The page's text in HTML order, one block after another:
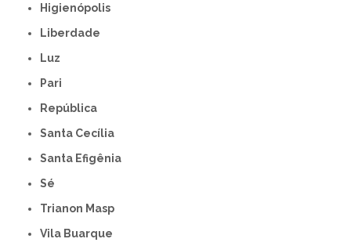
Higienópolis
Liberdade
Luz
Pari
República
Santa Cecília
Santa Efigênia
Sé
Trianon Masp
Vila Buarque